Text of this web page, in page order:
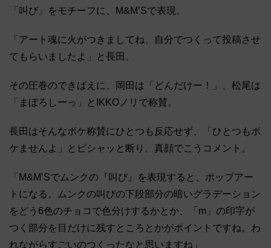
「叫び」をモチーフに、M&M’Sで表現。
「アート魂に火がつきましてね、自分でつくって投稿させ
てもらいましたよ」と長田。
その圧巻のできばえに、岡田は「どんだけー！」、松尾は
「まぼろしーっ」とIKKOノリで称賛。
長田はそんなボケ称賛にひとつも反応せず、「ひとつもボ
ケませんよ」とピシャッと断り、真顔でこうコメント。
「M&M’Sでムンクの『叫び』を表現すると、ポップアー
トになる。ムンクの叫びの下段部分の暗いグラデーション
をどう6色のチョコで色分けするかとか、「m」の印字が
つく部分を目だけに残すところとかがポイントですね。わ
れながらすごいのつくったなと思いますね」